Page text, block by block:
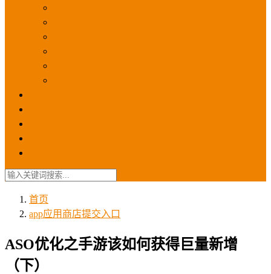
首页
app应用商店提交入口
ASO优化之手游该如何获得巨量新增
（下）